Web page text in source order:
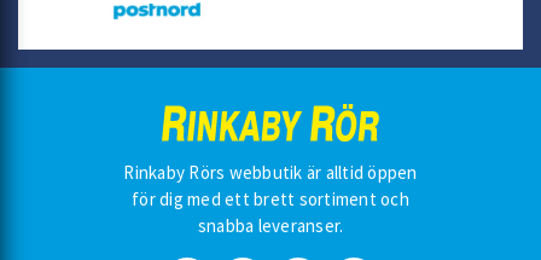
Rinkaby Rörs webbutik är alltid öppen
för dig med ett brett sortiment och
snabba leveranser.